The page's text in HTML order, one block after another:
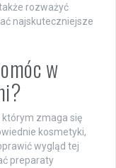
rozważyć
najskuteczniejsze
w
którym zmaga się
kosmetyki,
wygląd tej
preparaty